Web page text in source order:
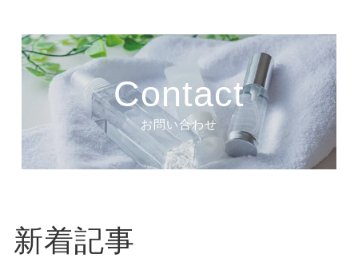
Contact
お問い合わせ
新着記事